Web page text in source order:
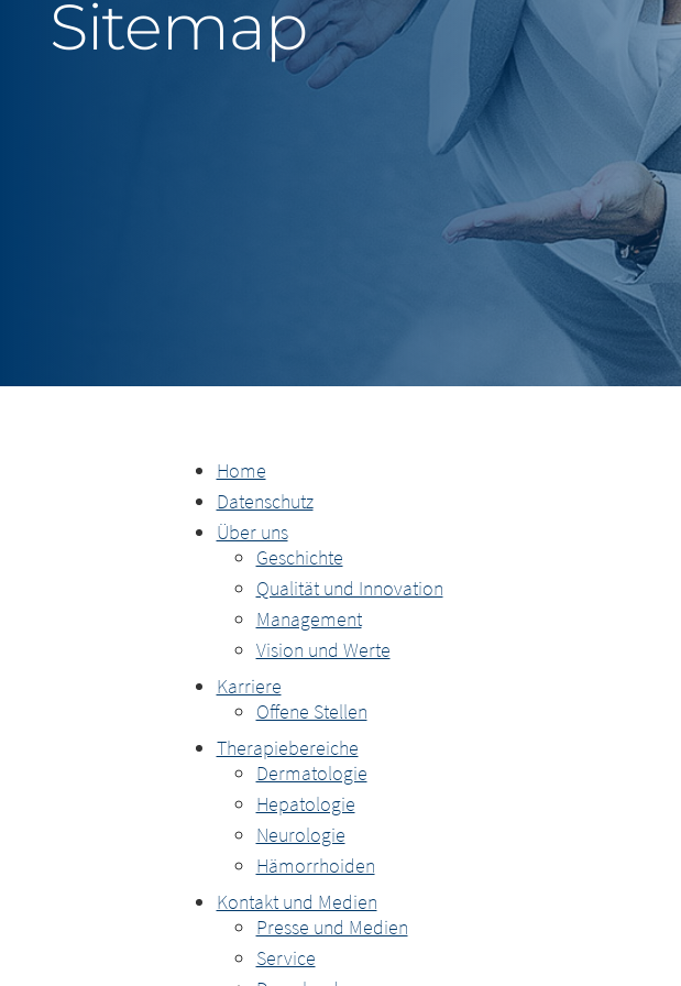
Sitemap
Home
Datenschutz
Über uns
Geschichte
Qualität und Innovation
Management
Vision und Werte
Karriere
Offene Stellen
Therapiebereiche
Dermatologie
Hepatologie
Neurologie
Hämorrhoiden
Kontakt und Medien
Presse und Medien
Service
Sie verlassen nun diese Website. Bezüglich der Inhalte
Websites hat die Merz Pharma Austria GmbH keinerlei
Verantwortung für die Inhalte dieser Websites oder die
unverzüglich über rechtswidrige Inhalte auf den
EXIT
Sie verlassen nun diese Website.
oder auf dieser Website